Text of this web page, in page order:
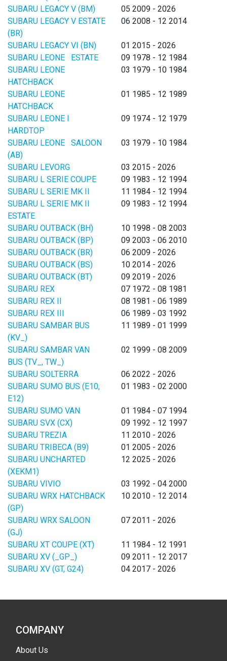
SUBARU LEGACY V (BM)
05 2009 - 2026
SUBARU LEGACY V ESTATE
(BR)
06 2008 - 12 2014
SUBARU LEGACY VI (BN)
01 2015 - 2026
SUBARU LEONE ESTATE
09 1978 - 12 1984
SUBARU LEONE
HATCHBACK
03 1979 - 10 1984
SUBARU LEONE
HATCHBACK
01 1985 - 12 1989
SUBARU LEONE I
HARDTOP
09 1974 - 12 1979
SUBARU LEONE SALOON
(AB)
03 1979 - 10 1984
SUBARU LEVORG
03 2015 - 2026
SUBARU L SERIE COUPE
09 1983 - 12 1994
SUBARU L SERIE MK II
11 1984 - 12 1994
SUBARU L SERIE MK II
ESTATE
09 1983 - 12 1994
SUBARU OUTBACK (BH)
10 1998 - 08 2003
SUBARU OUTBACK (BP)
09 2003 - 06 2010
SUBARU OUTBACK (BR)
06 2009 - 2026
SUBARU OUTBACK (BS)
10 2014 - 2026
SUBARU OUTBACK (BT)
09 2019 - 2026
SUBARU REX
07 1972 - 08 1981
SUBARU REX II
08 1981 - 06 1989
SUBARU REX III
06 1989 - 03 1992
SUBARU SAMBAR BUS
(KV_)
11 1989 - 01 1999
SUBARU SAMBAR VAN
BUS (TV_, TW_)
02 1999 - 08 2009
SUBARU SOLTERRA
06 2022 - 2026
SUBARU SUMO BUS (E10,
E12)
01 1983 - 02 2000
SUBARU SUMO VAN
01 1984 - 07 1994
SUBARU SVX (CX)
09 1992 - 12 1997
SUBARU TREZIA
11 2010 - 2026
SUBARU TRIBECA (B9)
01 2005 - 2026
SUBARU UNCHARTED
(XEKM1)
12 2025 - 2026
SUBARU VIVIO
03 1992 - 04 2000
SUBARU WRX HATCHBACK
(GP)
10 2010 - 12 2014
SUBARU WRX SALOON
(GJ)
07 2011 - 2026
SUBARU XT COUPE (XT)
11 1984 - 12 1991
SUBARU XV (_GP_)
09 2011 - 12 2017
SUBARU XV (GT, G24)
04 2017 - 2026
COMPANY
About Us